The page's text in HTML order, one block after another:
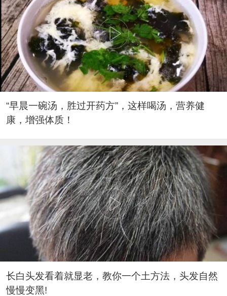
“早晨一碗汤，胜过开药方”，这样喝汤，营养健
康，增强体质！
长白头发看着就显老，教你一个土方法，头发自然
慢慢变黑!